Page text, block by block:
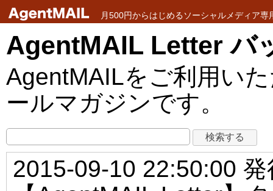
月500円からはじめるソーシャルメディア
AgentMAIL Letter バ
AgentMAILをご利用い
ールマガジンです。
2015-09-10 22:50:00 発